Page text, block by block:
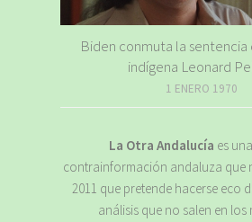
Biden conmuta la
indígena Leonard
1 ENERO 1970
La Otra Andalucía es
contrainformación andaluza que
2011 que pretende hacerse eco
análisis que no salen en los